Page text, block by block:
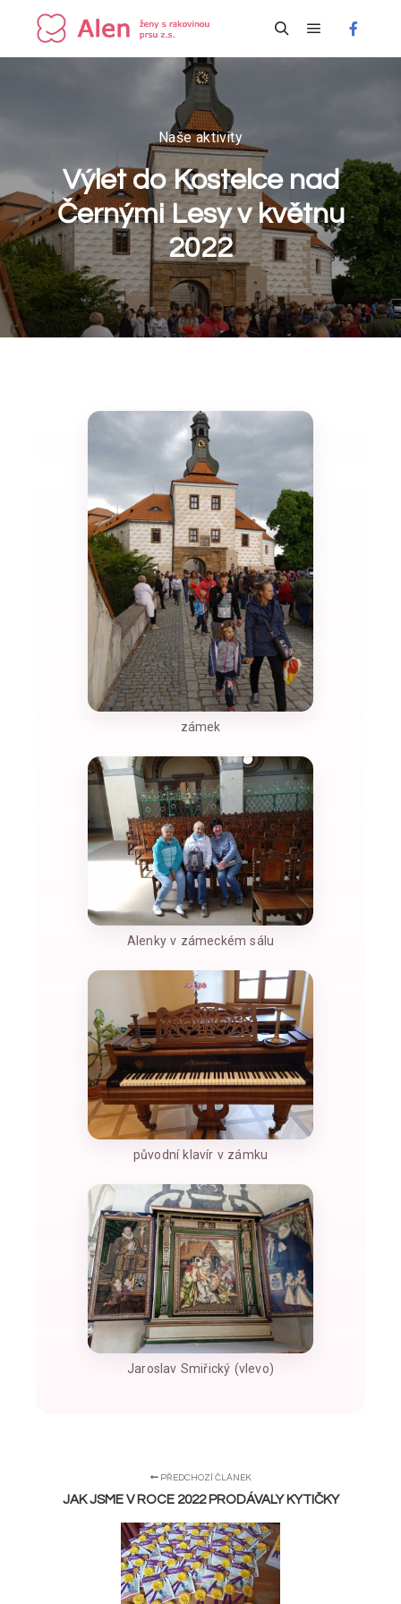
Naše aktivity
Výlet do Kostelce nad
Černými Lesy v květnu
2022
zámek
Alenky v zámeckém sálu
původní klavír v zámku
Jaroslav Smiřický (vlevo)
PŘEDCHOZÍ ČLÁNEK
JAK JSME V ROCE 2022 PRODÁVALY KYTIČKY